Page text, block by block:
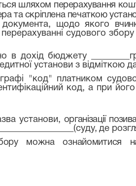
шляхом перерахування
та скріплена печаткою
документа, щодо якого
судового
в дохід бюджету
установи з відміткою
графі "код" платником
код, а при його
установи, організації
(суду, де
можна ознайомитися